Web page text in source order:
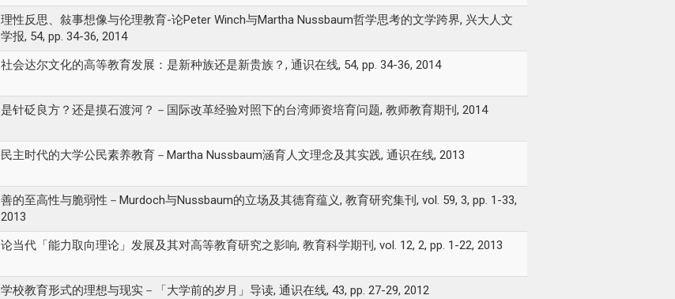
理性反思、敍事想像与伦理教育-论Peter Winch与Martha Nussbaum哲学思考的文学跨界, 兴大人文
学报, 54, pp. 34-36, 2014
社会达尔文化的高等教育发展：是新种族还是新贵族？, 通识在线, 54, pp. 34-36, 2014
是针砭良方？还是摸石渡河？－国际改革经验对照下的台湾师资培育问题, 教师教育期刊, 2014
民主时代的大学公民素养教育－Martha Nussbaum涵育人文理念及其实践, 通识在线, 2013
善的至高性与脆弱性－Murdoch与Nussbaum的立场及其德育蕴义, 教育研究集刊, vol. 59, 3, pp. 1-33,
2013
论当代「能力取向理论」发展及其对高等教育研究之影响, 教育科学期刊, vol. 12, 2, pp. 1-22, 2013
学校教育形式的理想与现实－「大学前的岁月」导读, 通识在线, 43, pp. 27-29, 2012